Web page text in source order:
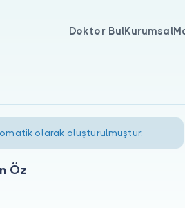
Doktor BulKurumsal
olarak oluşturulmuştur.
Öz